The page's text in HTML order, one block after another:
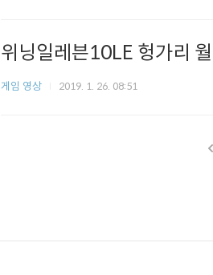
위닝일레븐10LE 헝가리
게임 영상 2019. 1. 26. 08:51